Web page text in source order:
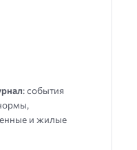
: события
и жилые